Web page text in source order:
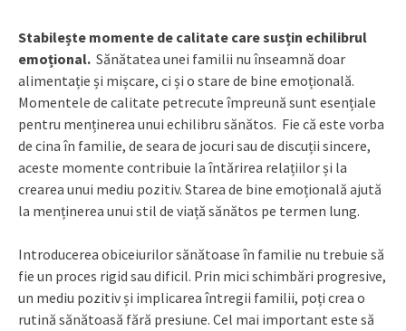
Stabilește momente de calitate care susțin echilibrul
emoțional. Sănătatea unei familii nu înseamnă doar
alimentație și mișcare, ci și o stare de bine emoțională.
Momentele de calitate petrecute împreună sunt esențiale
pentru menținerea unui echilibru sănătos. Fie că este vorba
de cina în familie, de seara de jocuri sau de discuții sincere,
aceste momente contribuie la întărirea relațiilor și la
crearea unui mediu pozitiv. Starea de bine emoțională ajută
la menținerea unui stil de viață sănătos pe termen lung.
Introducerea obiceiurilor sănătoase în familie nu trebuie să
fie un proces rigid sau dificil. Prin mici schimbări progresive,
un mediu pozitiv și implicarea întregii familii, poți crea o
rutină sănătoasă fără presiune. Cel mai important este să